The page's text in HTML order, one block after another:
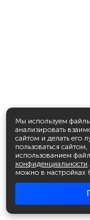
Мы используем файлы
анализировать
сайтом и делать его
пользоваться
использованием
конфиденциальности
можно в настройках